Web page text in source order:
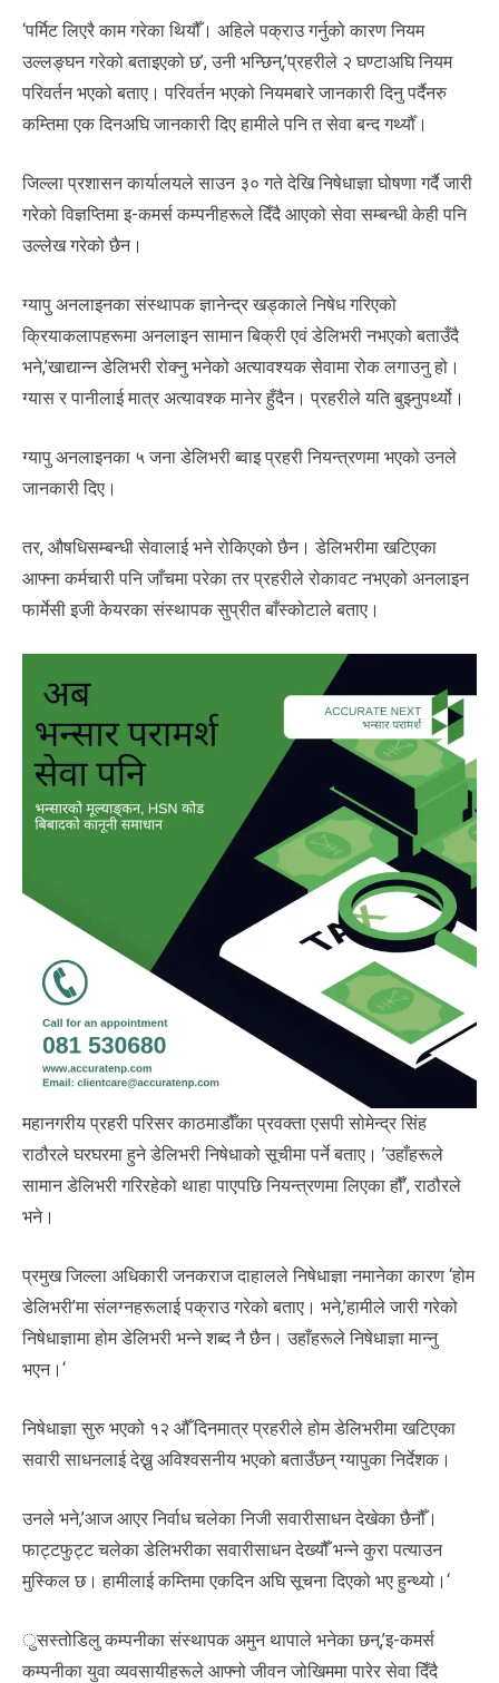
‘पर्मिट लिएरै काम गरेका थियौँ। अहिले पक्राउ गर्नुको कारण नियम
उल्लङ्घन गरेको बताइएको छ’, उनी भन्छिन्,’प्रहरीले २ घण्टाअघि नियम
परिवर्तन भएको बताए। परिवर्तन भएको नियमबारे जानकारी दिनु पर्दैनरु
कम्तिमा एक दिनअघि जानकारी दिए हामीले पनि त सेवा बन्द गर्थ्यौँ।
जिल्ला प्रशासन कार्यालयले साउन ३० गते देखि निषेधाज्ञा घोषणा गर्दै जारी
गरेको विज्ञप्तिमा इ-कमर्स कम्पनीहरूले दिँदै आएको सेवा सम्बन्धी केही पनि
उल्लेख गरेको छैन।
ग्यापु अनलाइनका संस्थापक ज्ञानेन्द्र खड्काले निषेध गरिएको
क्रियाकलापहरूमा अनलाइन सामान बिक्री एवं डेलिभरी नभएको बताउँदै
भने,’खाद्यान्न डेलिभरी रोक्नु भनेको अत्यावश्यक सेवामा रोक लगाउनु हो।
ग्यास र पानीलाई मात्र अत्यावश्क मानेर हुँदैन। प्रहरीले यति बुझ्नुपर्थ्यो।
ग्यापु अनलाइनका ५ जना डेलिभरी ब्वाइ प्रहरी नियन्त्रणमा भएको उनले
जानकारी दिए।
तर, औषधिसम्बन्धी सेवालाई भने रोकिएको छैन। डेलिभरीमा खटिएका
आफ्ना कर्मचारी पनि जाँचमा परेका तर प्रहरीले रोकावट नभएको अनलाइन
फार्मेसी इजी केयरका संस्थापक सुप्रीत बाँस्कोटाले बताए।
महानगरीय प्रहरी परिसर काठमाडौँका प्रवक्ता एसपी सोमेन्द्र सिंह
राठौरले घरघरमा हुने डेलिभरी निषेधाको सूचीमा पर्ने बताए। ’उहाँहरूले
सामान डेलिभरी गरिरहेको थाहा पाएपछि नियन्त्रणमा लिएका हौँ’, राठौरले
भने।
प्रमुख जिल्ला अधिकारी जनकराज दाहालले निषेधाज्ञा नमानेका कारण ‘होम
डेलिभरी’मा संलग्नहरूलाई पक्राउ गरेको बताए। भने,’हामीले जारी गरेको
निषेधाज्ञामा होम डेलिभरी भन्ने शब्द नै छैन। उहाँहरूले निषेधाज्ञा मान्नु
भएन।‘
निषेधाज्ञा सुरु भएको १२ औँ दिनमात्र प्रहरीले होम डेलिभरीमा खटिएका
सवारी साधनलाई देख्नु अविश्वसनीय भएको बताउँछन् ग्यापुका निर्देशक।
उनले भने,’आज आएर निर्वाध चलेका निजी सवारीसाधन देखेका छैनौँ।
फाट्टफुट्ट चलेका डेलिभरीका सवारीसाधन देख्यौँ भन्ने कुरा पत्याउन
मुस्किल छ। हामीलाई कम्तिमा एकदिन अघि सूचना दिएको भए हुन्थ्यो।‘
ुसस्तोडिलु कम्पनीका संस्थापक अमुन थापाले भनेका छन्,’इ-कमर्स
कम्पनीका युवा व्यवसायीहरूले आफ्नो जीवन जोखिममा पारेर सेवा दिँदै